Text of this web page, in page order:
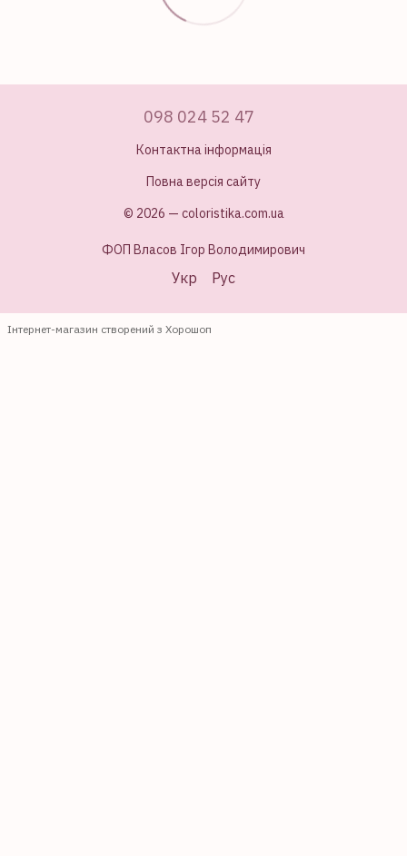
098 024 52 47
Контактна інформація
Повна версія сайту
© 2026 — coloristika.com.ua
ФОП Власов Ігор Володимирович
Укр Рус
Інтернет-магазин створений з Хорошоп